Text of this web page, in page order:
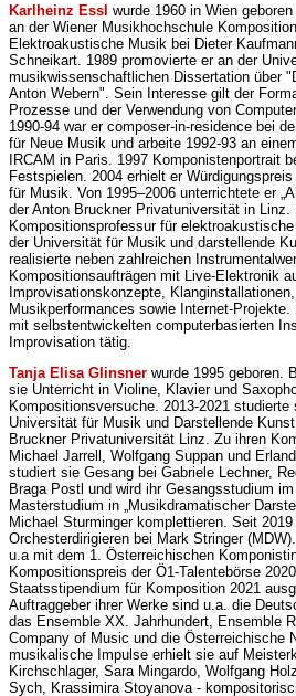
Karlheinz Essl wurde 1960 in Wien
an der Wiener Musikhochschule
Elektroakustische Musik bei Dieter
Schneikart. 1989 promovierte er an der
musikwissenschaftlichen Dissertation über
Anton Webern". Sein Interesse gilt der
Prozesse und der Verwendung von
1990-94 war er composer-in-residence bei
für Neue Musik und arbeite 1992-93 an
IRCAM in Paris. 1997 Komponistenportrait
Festspielen. 2004 erhielt er
für Musik. Von 1995–2006 unterrichtete er
der Anton Bruckner Privatuniversität in Linz.
Kompositionsprofessur für
der Universität für Musik und darstellende
realisierte neben zahlreichen
Kompositionsaufträgen mit Live-Elektronik
Improvisationskonzepte,
Musikperformances sowie Internet-
mit selbstentwickelten computerbasierten
Improvisation tätig.
Tanja Elisa Glinsner wurde 1995 geboren.
sie Unterricht in Violine, Klavier und
Kompositionsversuche. 2013-2021
Universität für Musik und Darstellende
Bruckner Privatuniversität Linz. Zu ihren
Michael Jarrell, Wolfgang Suppan und
studiert sie Gesang bei Gabriele Lechner,
Braga Postl und wird ihr Gesangsstudium
Masterstudium in „Musikdramatischer
Michael Sturminger komplettieren. Seit
Orchesterdirigieren bei Mark Stringer
u.a mit dem 1. Österreichischen
Kompositionspreis der Ö1-Talentebörse
Staatsstipendium für Komposition 2021
Auftraggeber ihrer Werke sind u.a. die
das Ensemble XX. Jahrhundert, Ensemble
Company of Music und die Österreichische
musikalische Impulse erhielt sie auf
Kirchschlager, Sara Mingardo, Wolfgang
Sych, Krassimira Stoyanova -